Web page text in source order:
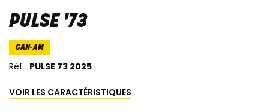
PULSE '73
CAN-AM
Réf : PULSE 73 2025
VOIR LES CARACTÉRISTIQUES